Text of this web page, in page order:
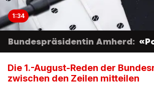
1:34
Bundespräsidentin Amherd:
Die 1.-August-Reden der
zwischen den Zeilen mitteilen